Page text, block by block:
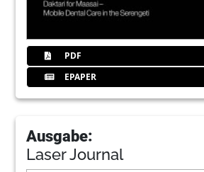
PDF
EPAPER
Ausgabe:
Laser Journal